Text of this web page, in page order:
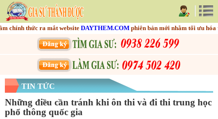
thức ra mắt websiteDAYTHEM.COMphiên bản mới nhằm tối ưu hóa
TIN TỨC
Những điều cần tránh khi ôn thi và đi thi trung học
phổ thông quốc gia